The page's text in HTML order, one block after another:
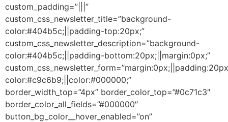
custom_padding=”|||”
custom_css_newsletter_title=”background-
color:#404b5c;||padding-top:20px;”
custom_css_newsletter_description=”background-
color:#404b5c;||padding-bottom:20px;||margin:0px;”
color:#c9c6b9;||color:#000000;”
border_width_top=”4px” border_color_top=”#0c71c3″
border_color_all_fields=”#000000″
button_bg_color__hover_enabled=”on”